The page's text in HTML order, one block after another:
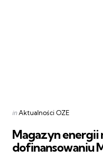
Categories
Posted
inAktualności OZE
Magazyn energii
dofinansowaniu